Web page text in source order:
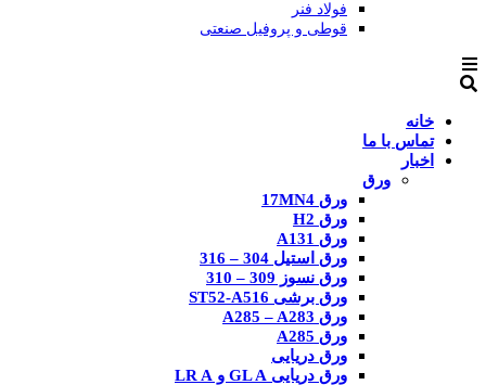
فولاد فنر
قوطی و پروفیل صنعتی
خانه
تماس با ما
اخبار
ورق
ورق 17MN4
ورق H2
ورق A131
ورق استیل 304 – 316
ورق نسوز 309 – 310
ورق برشی ST52-A516
ورق A285 – A283
ورق A285
ورق دریایی
ورق دریایی GL A و LR A